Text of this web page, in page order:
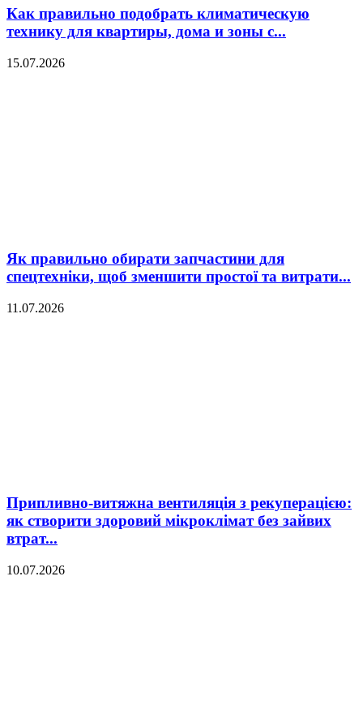
Как правильно подобрать климатическую
технику для квартиры, дома и зоны с...
15.07.2026
Як правильно обирати запчастини для
спецтехніки, щоб зменшити простої та витрати...
11.07.2026
Припливно-витяжна вентиляція з рекуперацією:
як створити здоровий мікроклімат без зайвих
втрат...
10.07.2026